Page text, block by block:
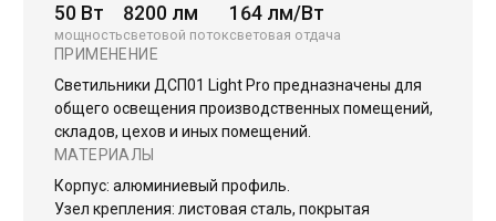
Новинки
Общественное освещение
Промышленное освещение
Торговое модульное освещение
50 Вт
мощность
8200 лм
световой поток
164 лм/Вт
световая отдача
ПРИМЕНЕНИЕ
Светильники ДСП01 Light Pro предназначены для
общего освещения производственных помещений,
складов, цехов и иных помещений.
МАТЕРИАЛЫ
Корпус: алюминиевый профиль.
Узел крепления: листовая сталь, покрытая